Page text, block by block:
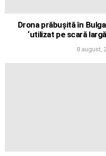
Drona prăbușită în
‘utilizat pe scară
8 august,